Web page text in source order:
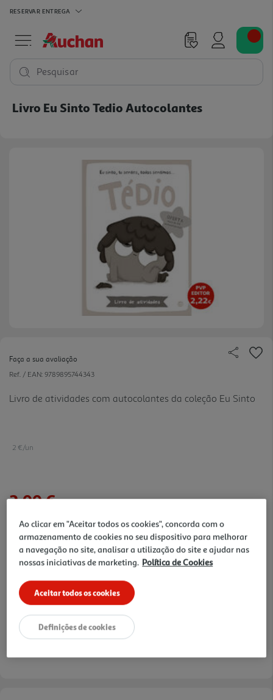
RESERVAR ENTREGA
Pesquisar
Livro Eu Sinto Tedio Autocolantes
Faça a sua avaliação
Ref. / EAN: 9789895744343
Livro de atividades com autocolantes da coleção Eu Sinto
2 €/un
2,00 €
Notas de preparação
Ao clicar em "Aceitar todos os cookies", concorda com o
armazenamento de cookies no seu dispositivo para melhorar
a navegação no site, analisar a utilização do site e ajudar nas
nossas iniciativas de marketing. Política de Cookies
Aceitar todos os cookies
Definições de cookies